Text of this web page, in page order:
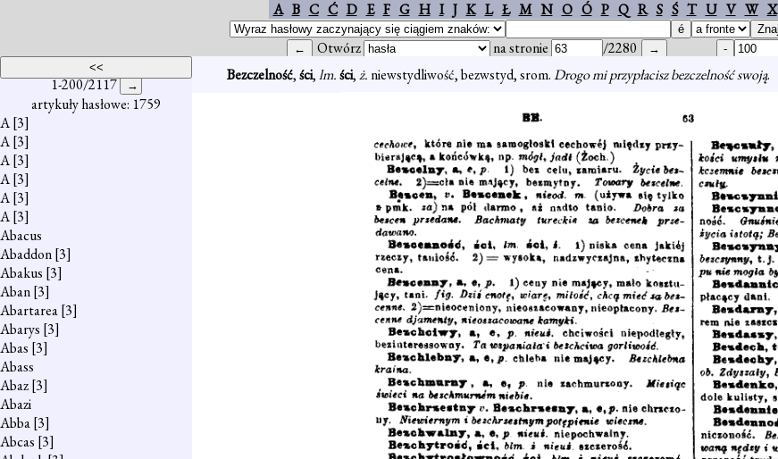
A B C Ć D E F G H I J K L Ł M N O Ó P Q R S Ś T U V W X
Otwórz na stronie /2280
1-200/2117
artykuły hasłowe: 1759
A[3]
A[3]
A[3]
A[3]
A[3]
A[3]
Abacus
Abaddon[3]
Abakus [3]
Aban[3]
Abartarea[3]
Abarys [3]
Abas [3]
Abass
Abaz[3]
Abazi
Abba[3]
Abcas [3]
Bezczelność,ści,lm.ści,ż.niewstydliwość, bezwstyd, srom.Drogo mi przypłacisz bezczelność swoją.